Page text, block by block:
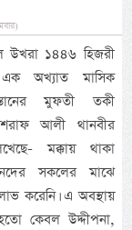
উখরা ১৪৪৬ হিজরী
অখ্যাত মাসিক
মুফতী তকী
আলী থানবীর
মক্কায় থাকা
সকলের মাঝে
করেনি। এ অবস্থায়
কেবল উদ্দীপনা,